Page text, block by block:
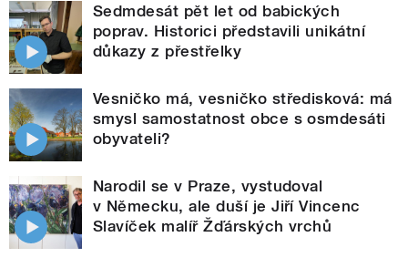
Sedmdesát pět let od babických
poprav. Historici představili unikátní
důkazy z přestřelky
Vesničko má, vesničko středisková: má
smysl samostatnost obce s osmdesáti
obyvateli?
Narodil se v Praze, vystudoval
v Německu, ale duší je Jiří Vincenc
Slavíček malíř Žďárských vrchů